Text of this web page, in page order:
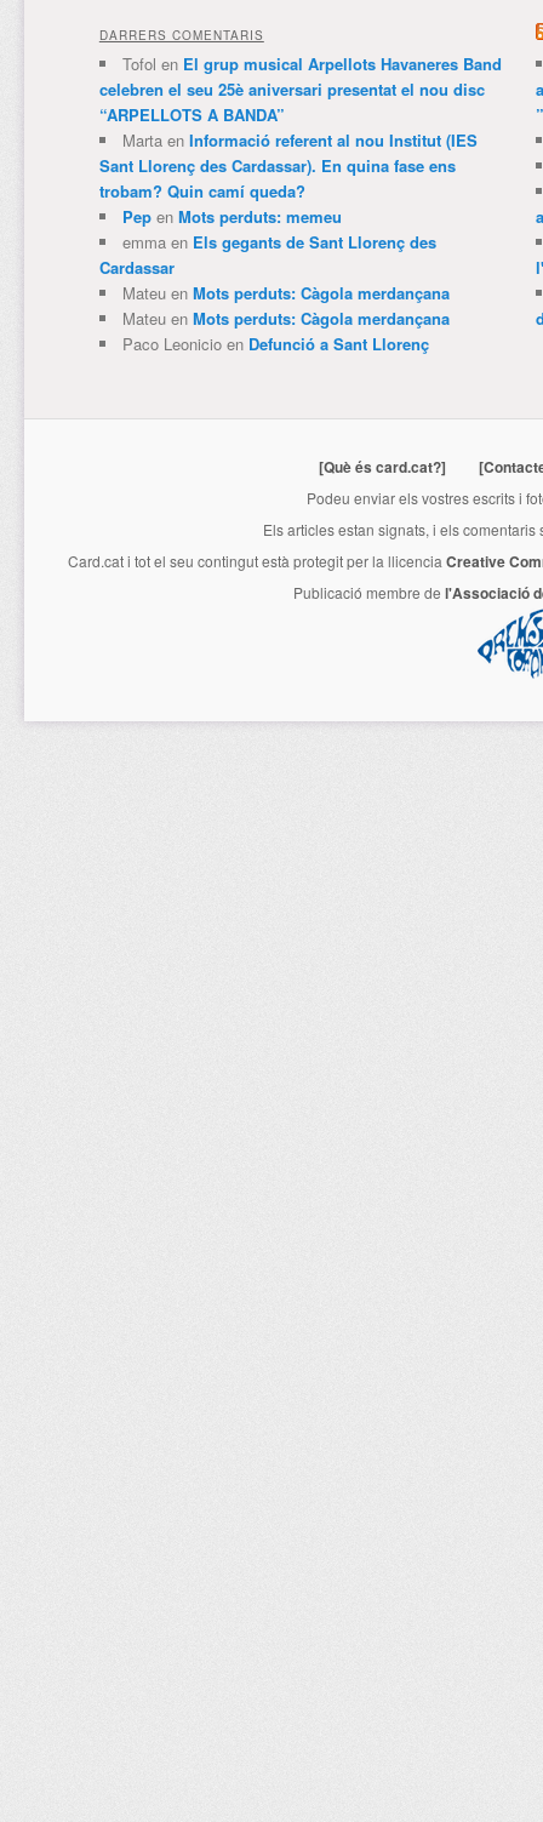
DARRERS COMENTARIS
Tofol en El grup musical Arpellots Havaneres Band
celebren el seu 25è aniversari presentat el nou disc
“ARPELLOTS A BANDA”
Martaen Informació referent al nou Institut (IES
Sant Llorenç des Cardassar). En quina fase ens
trobam? Quin camí queda?
Pepen Mots perduts: memeu
emmaen Els gegants de Sant Llorenç des
Cardassar
Mateuen Mots perduts: Càgola merdançana
Mateuen Mots perduts: Càgola merdançana
Paco Leonicioen Defunció a Sant Llorenç
”
[Què és card.cat?]
Podeu enviar els vostres escrits i
Els articles estan signats, i els
Card.cati tot el seu contingut està protegit per la llicencia Creative
Publicació membre de l'Associació